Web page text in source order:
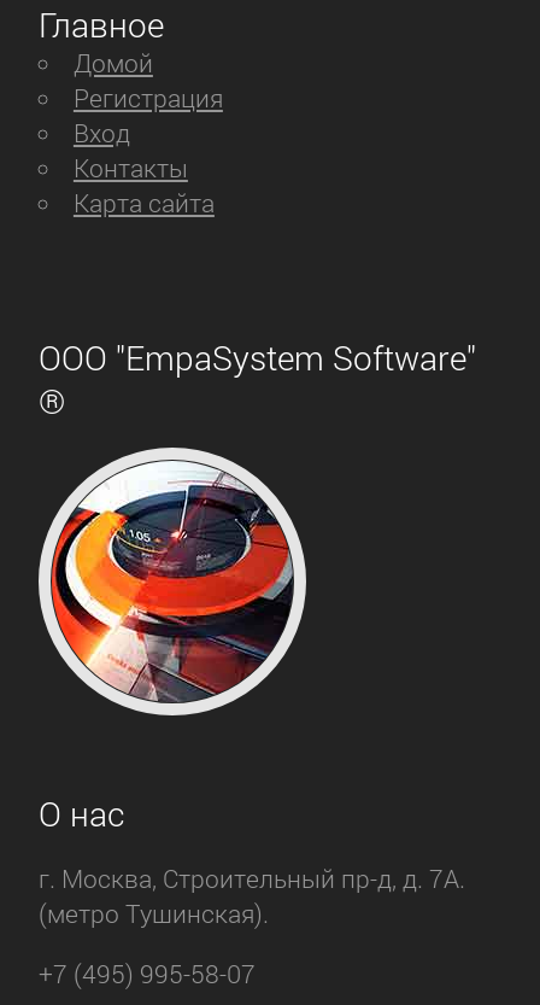
Главное
Домой
Регистрация
Вход
Контакты
Карта сайта
ООО "EmpaSystem Software"
®
О нас
г. Москва, Строительный пр-д, д. 7А.
(метро Тушинская).
+7 (495) 995-58-07